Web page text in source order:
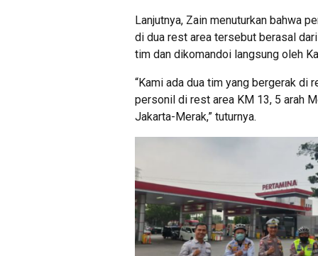
Lanjutnya, Zain menuturkan bahwa
di dua rest area tersebut berasal
tim dan dikomandoi langsung oleh
“Kami ada dua tim yang bergerak di
personil di rest area KM 13, 5 arah
Jakarta-Merak,” tuturnya.